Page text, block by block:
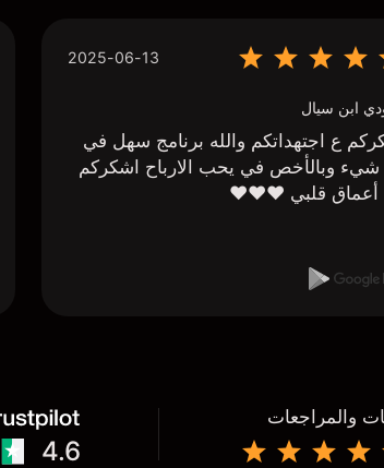
2025-06-13
ابن سيال
ع اجتهداتكم والله برنامج سهل في
وبالأخص في يحب الارباح اشكركم
أعماق قلبي ❤️❤️❤️
والمراجعات
4.6